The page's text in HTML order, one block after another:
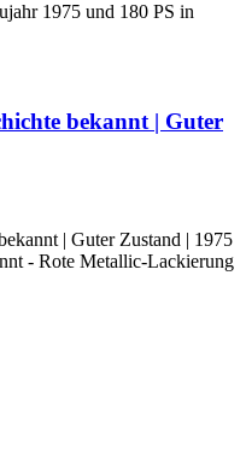
1975 und 180 PS in
bekannt | Guter
| Guter Zustand | 1975
- Rote Metallic-Lackierung